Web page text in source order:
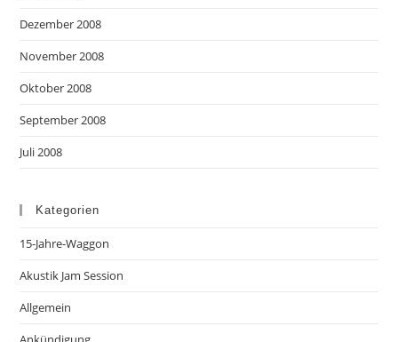
Dezember 2008
November 2008
Oktober 2008
September 2008
Juli 2008
Kategorien
15-Jahre-Waggon
Akustik Jam Session
Allgemein